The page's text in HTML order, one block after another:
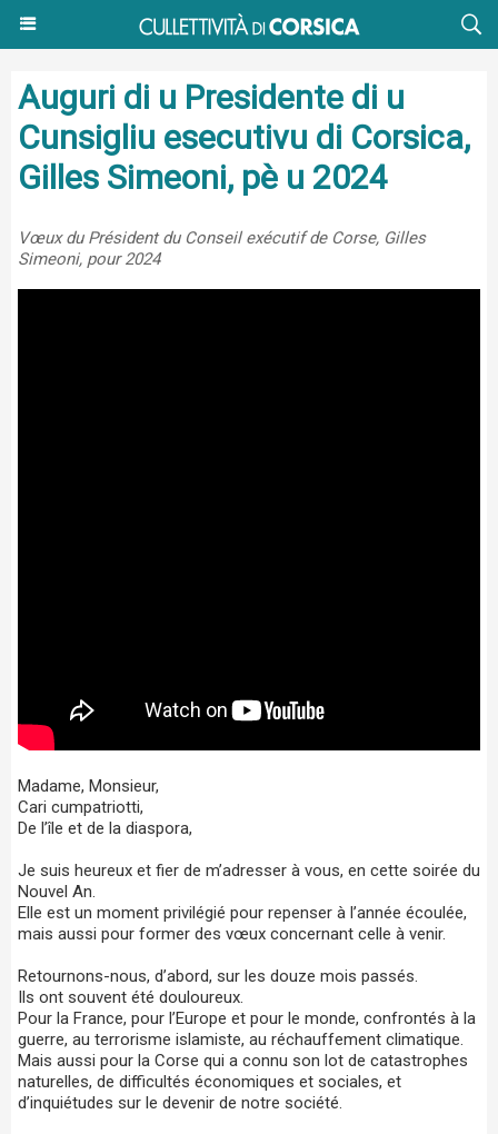
Auguri di u Presidente di u
Cunsigliu esecutivu di Corsica,
Gilles Simeoni, pè u 2024
Vœux du Président du Conseil exécutif de Corse, Gilles
Simeoni, pour 2024
Madame, Monsieur,
Cari cumpatriotti,
De l’île et de la diaspora,
Je suis heureux et fier de m’adresser à vous, en cette soirée du
Nouvel An.
Elle est un moment privilégié pour repenser à l’année écoulée,
mais aussi pour former des vœux concernant celle à venir.
Retournons-nous, d’abord, sur les douze mois passés.
Ils ont souvent été douloureux.
Pour la France, pour l’Europe et pour le monde, confrontés à la
guerre, au terrorisme islamiste, au réchauffement climatique.
Mais aussi pour la Corse qui a connu son lot de catastrophes
naturelles, de difficultés économiques et sociales, et
d’inquiétudes sur le devenir de notre société.